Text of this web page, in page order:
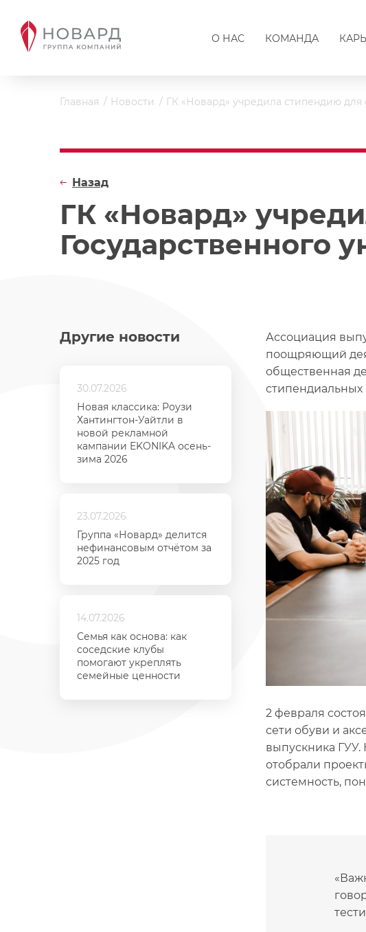
О НАС КОМАНДА
Главная Новости ГК «Новард» учредила стипендию для
ГК «Новард»
Государственного
Назад
Другие новости
30.07.2026
Новая классика: Роузи
Хантингтон-Уайтли в
новой рекламной
кампании EKONIKA осень-
зима 2026
23.07.2026
Группа «Новард» делится
нефинансовым отчётом за
2025 год
14.07.2026
Семья как основа: как
соседские клубы
помогают укреплять
семейные ценности
Ассоциация
поощряющий
общественная
стипендиальных
2 февраля
сети обуви и
выпускника ГУУ.
отобрали
системность,